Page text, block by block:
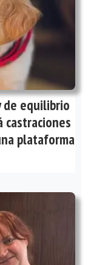
de equilibrio
castraciones
plataforma